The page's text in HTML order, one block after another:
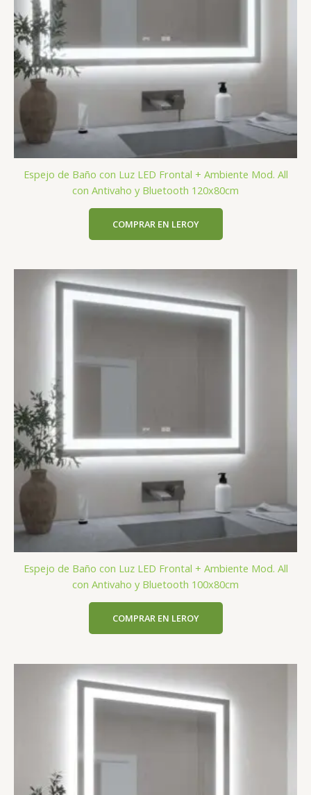
Espejo de Baño con Luz LED Frontal + Ambiente Mod. All
con Antivaho y Bluetooth 120x80cm
COMPRAR EN LEROY
Espejo de Baño con Luz LED Frontal + Ambiente Mod. All
con Antivaho y Bluetooth 100x80cm
COMPRAR EN LEROY